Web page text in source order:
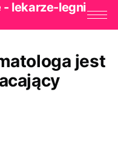
- lekarze-legni
jest